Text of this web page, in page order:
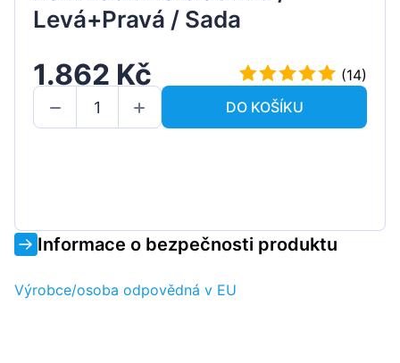
Levá+Pravá / Sada
1.862 Kč
(14)
DO KOŠÍKU
Informace o bezpečnosti produktu
Výrobce/osoba odpovědná v EU